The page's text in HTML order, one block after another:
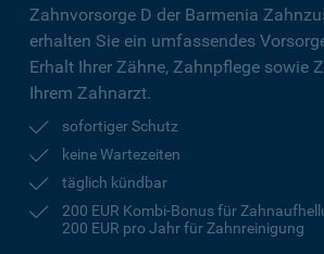
Zahnvorsorge D der Barmenia
erhalten Sie ein umfassendes
Erhalt Ihrer Zähne, Zahnpflege sowie
Ihrem Zahnarzt.
sofortiger Schutz
keine Wartezeiten
täglich kündbar
200 EUR Kombi-Bonus für
200 EUR pro Jahr für Zahnreinigung